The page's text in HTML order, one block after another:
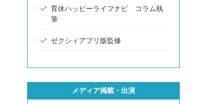
育休ハッピーライフナビ コラム執
筆
ゼクシィアプリ版監修
メディア掲載・出演